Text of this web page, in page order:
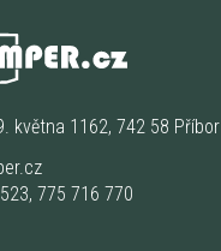
května 1162, 742 58 Příbor
, 775 716 770